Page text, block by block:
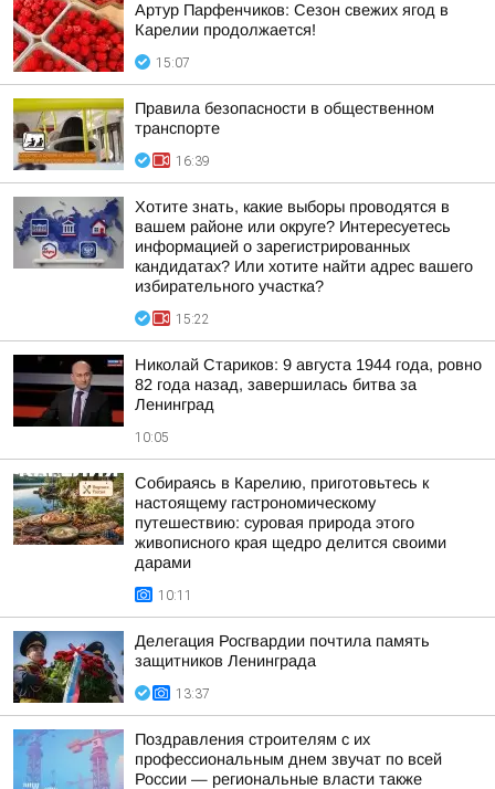
Артур Парфенчиков: Сезон свежих ягод в
Карелии продолжается!
15:07
Правила безопасности в общественном
транспорте
16:39
Хотите знать, какие выборы проводятся в
вашем районе или округе? Интересуетесь
информацией о зарегистрированных
кандидатах? Или хотите найти адрес вашего
избирательного участка?
15:22
Николай Стариков: 9 августа 1944 года, ровно
82 года назад, завершилась битва за
Ленинград
10:05
Собираясь в Карелию, приготовьтесь к
настоящему гастрономическому
путешествию: суровая природа этого
живописного края щедро делится своими
дарами
10:11
Делегация Росгвардии почтила память
защитников Ленинграда
13:37
Поздравления строителям с их
профессиональным днем звучат по всей
России — региональные власти также